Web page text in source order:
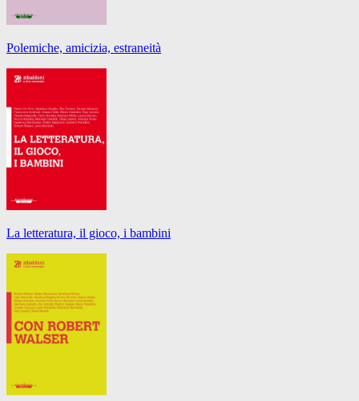
Polemiche, amicizia, estraneità
La letteratura, il gioco, i bambini